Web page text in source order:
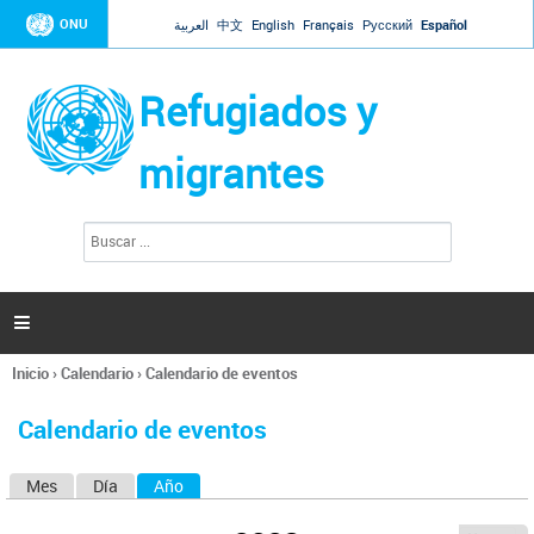
Jump to navigation
ONU العربية 中文 English Français Русский Español
Refugiados y
migrantes
l
s

Se
usted
Inicio›Calendario›Calendario de eventos
Calendario de eventos
Mes Día Año